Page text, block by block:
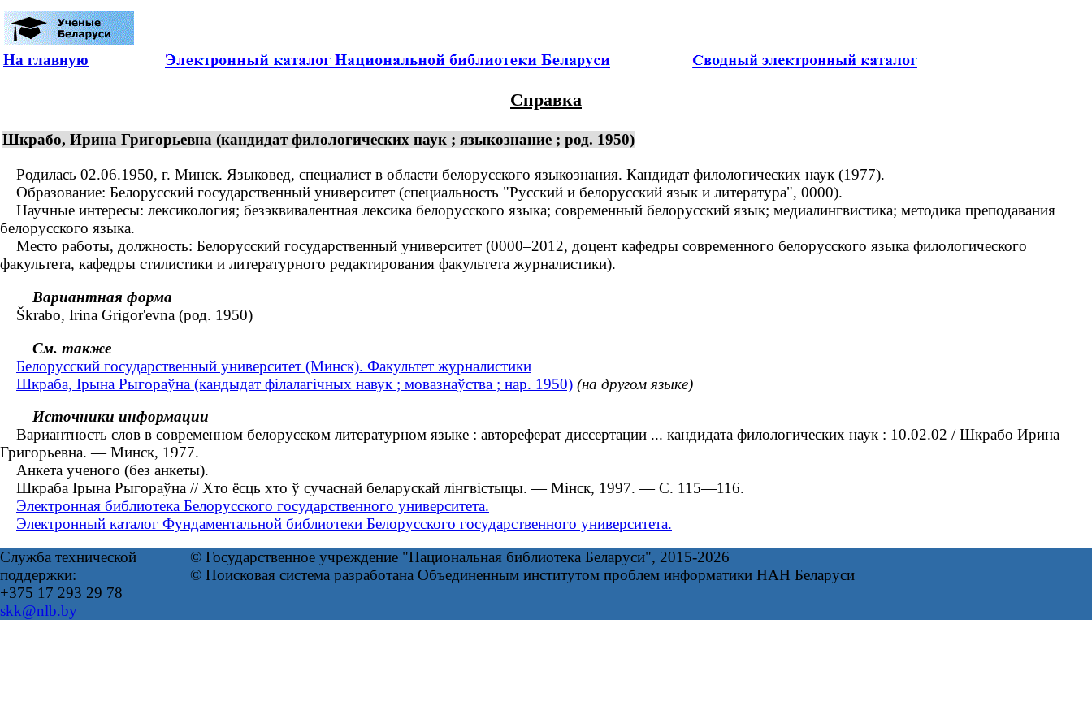
На главную
Справка
Шкрабо, Ирина Григорьевна (кандидат филологических наук ; языкознание ; род. 1950)
Родилась 02.06.1950, г. Минск. Языковед, специалист в области белорусского языкознания. Кандидат филологических наук (1977).
Образование: Белорусский государственный университет (специальность "Русский и белорусский язык и литература", 0000).
Научные интересы: лексикология; безэквивалентная лексика белорусского языка; современный белорусский язык; медиалингвистика; методика преподавания
белорусского языка.
Место работы, должность: Белорусский государственный университет (0000–2012, доцент кафедры современного белорусского языка филологического
факультета, кафедры стилистики и литературного редактирования факультета журналистики).
Вариантная форма
Škrabo, Irina Grigor'evna (род. 1950)
См. также
Белорусский государственный университет (Минск). Факультет журналистики
Шкраба, Ірына Рыгораўна (кандыдат філалагічных навук ; мовазнаўства ; нар. 1950) (на другом языке)
Источники информации
Вариантность слов в современном белорусском литературном языке : автореферат диссертации ... кандидата филологических наук : 10.02.02 / Шкрабо Ирина
Григорьевна. ― Минск, 1977.
Анкета ученого (без анкеты).
Шкраба Ірына Рыгораўна // Хто ёсць хто ў сучаснай беларускай лінгвістыцы. — Мінск, 1997. — С. 115—116.
Электронная библиотека Белорусского государственного университета.
Электронный каталог Фундаментальной библиотеки Белорусского государственного университета.
Служба технической
поддержки:
+375 17 293 29 78
skk@nlb.by
© Государственное учреждение "Национальная библиотека Беларуси", 2015-2026
© Поисковая система разработана Объединенным институтом проблем информатики НАН Беларуси